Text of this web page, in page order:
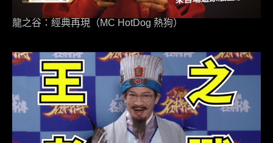
龍之谷：經典再現（MC HotDog 熱狗）